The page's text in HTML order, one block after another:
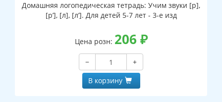
Домашняя логопедическая тетрадь: Учим звуки [р],
[р’], [л], [л’]. Для детей 5-7 лет - 3-е изд
Цена розн: 206 ₽
−
+
В корзину